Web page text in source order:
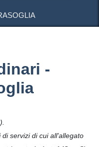
-
servizi di cui all'allegato